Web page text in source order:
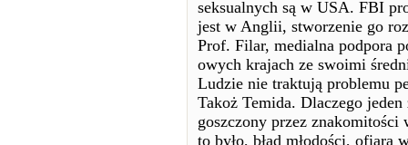
seksualnych są w USA. FBI
jest w Anglii, stworzenie go
Prof. Filar, medialna podpora
owych krajach ze swoimi
Ludzie nie traktują problemu
Takoż Temida. Dlaczego
goszczony przez znakomitości
to było, błąd młodości, ofiara